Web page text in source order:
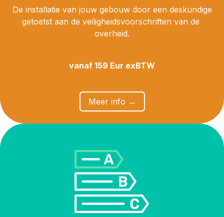
De installatie van jouw gebouw door een deskundige
getoetst aan de veiligheidsvoorschriften van de
overheid.
vanaf 159 Eur exBTW
​​Meer info →